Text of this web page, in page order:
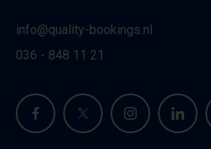
info@quality-bookings.nl
036 - 848 11 21